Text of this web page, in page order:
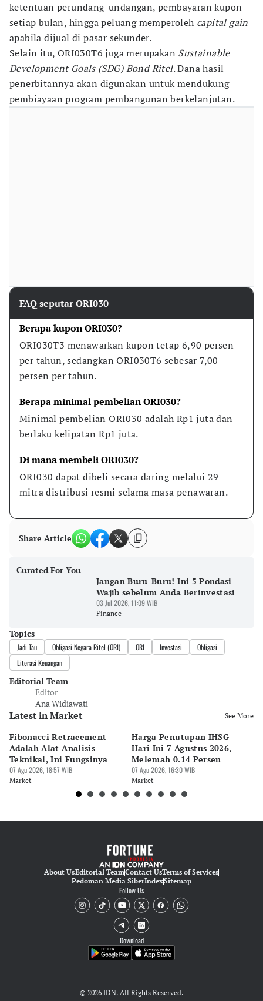
ketentuan perundang-undangan, pembayaran kupon
setiap bulan, hingga peluang memperoleh capital gain
apabila dijual di pasar sekunder.
Selain itu, ORI030T6 juga merupakan Sustainable
Development Goals (SDG) Bond Ritel. Dana hasil
penerbitannya akan digunakan untuk mendukung
pembiayaan program pembangunan berkelanjutan.
FAQ seputar ORI030
Berapa kupon ORI030?
ORI030T3 menawarkan kupon tetap 6,90 persen
per tahun, sedangkan ORI030T6 sebesar 7,00
persen per tahun.
Berapa minimal pembelian ORI030?
Minimal pembelian ORI030 adalah Rp1 juta dan
berlaku kelipatan Rp1 juta.
Di mana membeli ORI030?
ORI030 dapat dibeli secara daring melalui 29
mitra distribusi resmi selama masa penawaran.
Share Article
Curated For You
Jangan Buru-Buru! Ini 5 Pondasi
Wajib sebelum Anda Berinvestasi
03 Jul 2026, 11:09 WIB
Finance
Topics
Jadi Tau Obligasi Negara Ritel (ORI) ORI Investasi
Obligasi
Literasi Keuangan
Editorial Team
Editor
Ana Widiawati
Latest in Market See More
Fibonacci Retracement
Adalah Alat Analisis
Teknikal, Ini Fungsinya
07 Agu 2026, 18:57 WIB
Market
Harga Penutupan IHSG
Hari Ini 7 Agustus 2026,
Melemah 0.14 Persen
07 Agu 2026, 16:30 WIB
Market
About UsEditorial TeamContact UsTerms of Services
Pedoman Media SiberIndexSitemap
Follow Us
Download
© 2026 IDN. All Rights Reserved.